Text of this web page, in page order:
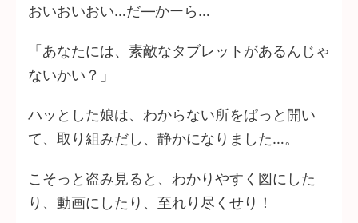
おいおいおい…だ―かーら…
「あなたには、素敵なタブレットがあるんじゃ
ないかい？」
ハッとした娘は、わからない所をぱっと開い
て、取り組みだし、静かになりました…。
こそっと盗み見ると、わかりやすく図にした
り、動画にしたり、至れり尽くせり！